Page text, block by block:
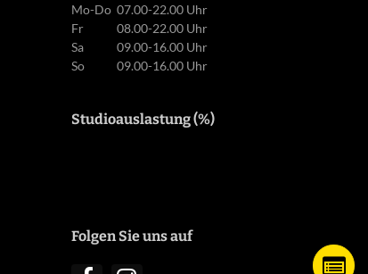
Mo-Do 07.00-22.00 Uhr
Fr
08.00-22.00 Uhr
Sa
09.00-16.00 Uhr
So
09.00-16.00 Uhr
Studioauslastung (%)
Folgen Sie uns auf